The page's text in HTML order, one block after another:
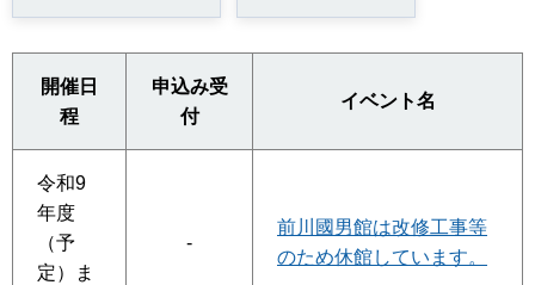
開催日
程
申込み受
付
イベント名
令和9
年度
（予
定）ま
-
前川國男館は改修工事等
のため休館しています。